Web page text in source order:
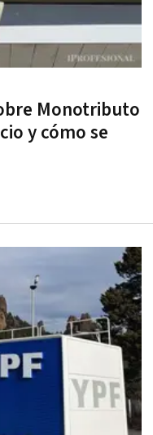
Monotributo
y cómo se